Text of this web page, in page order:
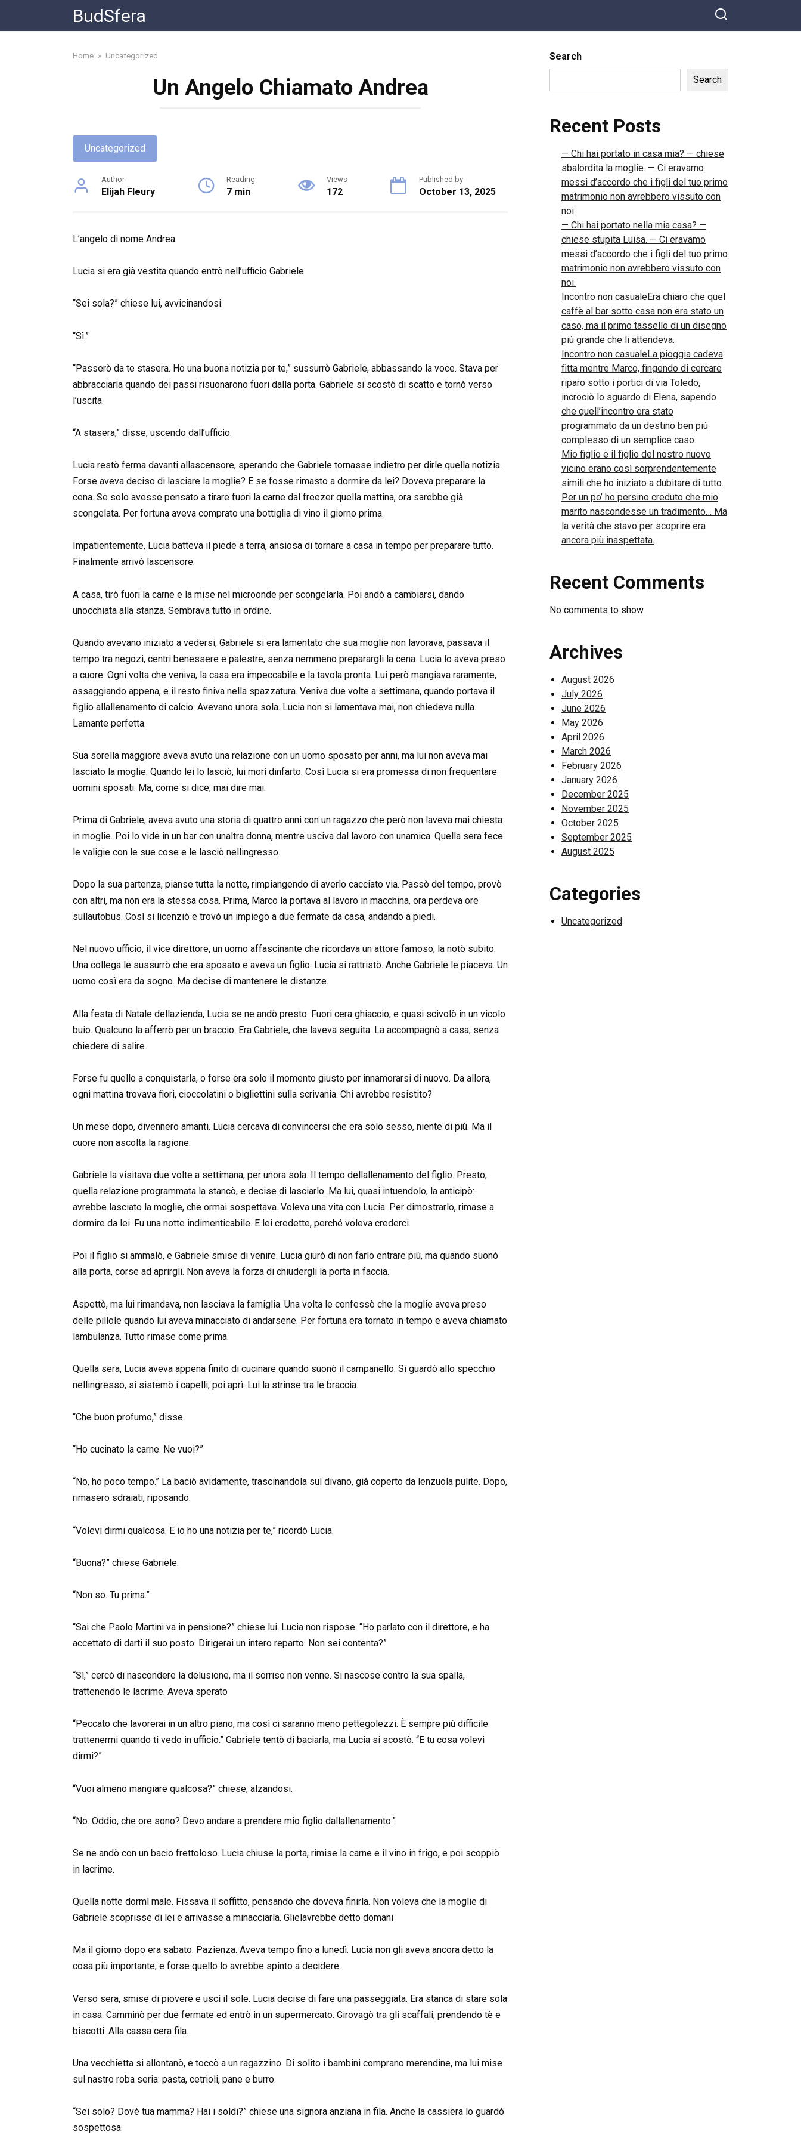
content
BudSfera
Home » Uncategorized
Un Angelo Chiamato Andrea
Uncategorized
Author
Elijah Fleury
Reading
7 min
Views
172
Published by
October 13, 2025
L’angelo di nome Andrea
Lucia si era già vestita quando entrò nell’ufficio Gabriele.
“Sei sola?” chiese lui, avvicinandosi.
“Sì.”
“Passerò da te stasera. Ho una buona notizia per te,” sussurrò Gabriele, abbassando la voce. Stava per
abbracciarla quando dei passi risuonarono fuori dalla porta. Gabriele si scostò di scatto e tornò verso
l’uscita.
“A stasera,” disse, uscendo dall’ufficio.
Lucia restò ferma davanti allascensore, sperando che Gabriele tornasse indietro per dirle quella notizia.
Forse aveva deciso di lasciare la moglie? E se fosse rimasto a dormire da lei? Doveva preparare la
cena. Se solo avesse pensato a tirare fuori la carne dal freezer quella mattina, ora sarebbe già
scongelata. Per fortuna aveva comprato una bottiglia di vino il giorno prima.
Impatientemente, Lucia batteva il piede a terra, ansiosa di tornare a casa in tempo per preparare tutto.
Finalmente arrivò lascensore.
A casa, tirò fuori la carne e la mise nel microonde per scongelarla. Poi andò a cambiarsi, dando
unocchiata alla stanza. Sembrava tutto in ordine.
Quando avevano iniziato a vedersi, Gabriele si era lamentato che sua moglie non lavorava, passava il
tempo tra negozi, centri benessere e palestre, senza nemmeno preparargli la cena. Lucia lo aveva preso
a cuore. Ogni volta che veniva, la casa era impeccabile e la tavola pronta. Lui però mangiava raramente,
assaggiando appena, e il resto finiva nella spazzatura. Veniva due volte a settimana, quando portava il
figlio allallenamento di calcio. Avevano unora sola. Lucia non si lamentava mai, non chiedeva nulla.
Lamante perfetta.
Sua sorella maggiore aveva avuto una relazione con un uomo sposato per anni, ma lui non aveva mai
lasciato la moglie. Quando lei lo lasciò, lui morì dinfarto. Così Lucia si era promessa di non frequentare
uomini sposati. Ma, come si dice, mai dire mai.
Prima di Gabriele, aveva avuto una storia di quattro anni con un ragazzo che però non laveva mai chiesta
in moglie. Poi lo vide in un bar con unaltra donna, mentre usciva dal lavoro con unamica. Quella sera fece
le valigie con le sue cose e le lasciò nellingresso.
Dopo la sua partenza, pianse tutta la notte, rimpiangendo di averlo cacciato via. Passò del tempo, provò
con altri, ma non era la stessa cosa. Prima, Marco la portava al lavoro in macchina, ora perdeva ore
sullautobus. Così si licenziò e trovò un impiego a due fermate da casa, andando a piedi.
Nel nuovo ufficio, il vice direttore, un uomo affascinante che ricordava un attore famoso, la notò subito.
Una collega le sussurrò che era sposato e aveva un figlio. Lucia si rattristò. Anche Gabriele le piaceva. Un
uomo così era da sogno. Ma decise di mantenere le distanze.
Alla festa di Natale dellazienda, Lucia se ne andò presto. Fuori cera ghiaccio, e quasi scivolò in un vicolo
buio. Qualcuno la afferrò per un braccio. Era Gabriele, che laveva seguita. La accompagnò a casa, senza
chiedere di salire.
Forse fu quello a conquistarla, o forse era solo il momento giusto per innamorarsi di nuovo. Da allora,
ogni mattina trovava fiori, cioccolatini o bigliettini sulla scrivania. Chi avrebbe resistito?
Un mese dopo, divennero amanti. Lucia cercava di convincersi che era solo sesso, niente di più. Ma il
cuore non ascolta la ragione.
Gabriele la visitava due volte a settimana, per unora sola. Il tempo dellallenamento del figlio. Presto,
quella relazione programmata la stancò, e decise di lasciarlo. Ma lui, quasi intuendolo, la anticipò:
avrebbe lasciato la moglie, che ormai sospettava. Voleva una vita con Lucia. Per dimostrarlo, rimase a
dormire da lei. Fu una notte indimenticabile. E lei credette, perché voleva crederci.
Poi il figlio si ammalò, e Gabriele smise di venire. Lucia giurò di non farlo entrare più, ma quando suonò
alla porta, corse ad aprirgli. Non aveva la forza di chiudergli la porta in faccia.
Aspettò, ma lui rimandava, non lasciava la famiglia. Una volta le confessò che la moglie aveva preso
delle pillole quando lui aveva minacciato di andarsene. Per fortuna era tornato in tempo e aveva chiamato
lambulanza. Tutto rimase come prima.
Quella sera, Lucia aveva appena finito di cucinare quando suonò il campanello. Si guardò allo specchio
nellingresso, si sistemò i capelli, poi aprì. Lui la strinse tra le braccia.
“Che buon profumo,” disse.
“Ho cucinato la carne. Ne vuoi?”
“No, ho poco tempo.” La baciò avidamente, trascinandola sul divano, già coperto da lenzuola pulite. Dopo,
rimasero sdraiati, riposando.
“Volevi dirmi qualcosa. E io ho una notizia per te,” ricordò Lucia.
“Buona?” chiese Gabriele.
“Non so. Tu prima.”
“Sai che Paolo Martini va in pensione?” chiese lui. Lucia non rispose. “Ho parlato con il direttore, e ha
accettato di darti il suo posto. Dirigerai un intero reparto. Non sei contenta?”
“Sì,” cercò di nascondere la delusione, ma il sorriso non venne. Si nascose contro la sua spalla,
trattenendo le lacrime. Aveva sperato
“Peccato che lavorerai in un altro piano, ma così ci saranno meno pettegolezzi. È sempre più difficile
trattenermi quando ti vedo in ufficio.” Gabriele tentò di baciarla, ma Lucia si scostò. “E tu cosa volevi
dirmi?”
“Vuoi almeno mangiare qualcosa?” chiese, alzandosi.
“No. Oddio, che ore sono? Devo andare a prendere mio figlio dallallenamento.”
Se ne andò con un bacio frettoloso. Lucia chiuse la porta, rimise la carne e il vino in frigo, e poi scoppiò
in lacrime.
Quella notte dormì male. Fissava il soffitto, pensando che doveva finirla. Non voleva che la moglie di
Gabriele scoprisse di lei e arrivasse a minacciarla. Glielavrebbe detto domani
Ma il giorno dopo era sabato. Pazienza. Aveva tempo fino a lunedì. Lucia non gli aveva ancora detto la
cosa più importante, e forse quello lo avrebbe spinto a decidere.
Verso sera, smise di piovere e uscì il sole. Lucia decise di fare una passeggiata. Era stanca di stare sola
in casa. Camminò per due fermate ed entrò in un supermercato. Girovagò tra gli scaffali, prendendo tè e
biscotti. Alla cassa cera fila.
Una vecchietta si allontanò, e toccò a un ragazzino. Di solito i bambini comprano merendine, ma lui mise
sul nastro roba seria: pasta, cetrioli, pane e burro.
“Sei solo? Dovè tua mamma? Hai i soldi?” chiese una signora anziana in fila. Anche la cassiera lo guardò
sospettosa.
Search
Search
Recent Posts
— Chi hai portato in casa mia? — chiese
sbalordita la moglie. — Ci eravamo
messi d’accordo che i figli del tuo primo
matrimonio non avrebbero vissuto con
noi.
— Chi hai portato nella mia casa? —
chiese stupita Luisa. — Ci eravamo
messi d’accordo che i figli del tuo primo
matrimonio non avrebbero vissuto con
noi.
Incontro non casualeEra chiaro che quel
caffè al bar sotto casa non era stato un
caso, ma il primo tassello di un disegno
più grande che li attendeva.
Incontro non casualeLa pioggia cadeva
fitta mentre Marco, fingendo di cercare
riparo sotto i portici di via Toledo,
incrociò lo sguardo di Elena, sapendo
che quell’incontro era stato
programmato da un destino ben più
complesso di un semplice caso.
Mio figlio e il figlio del nostro nuovo
vicino erano così sorprendentemente
simili che ho iniziato a dubitare di tutto.
Per un po’ ho persino creduto che mio
marito nascondesse un tradimento… Ma
la verità che stavo per scoprire era
ancora più inaspettata.
Recent Comments
No comments to show.
Archives
August 2026
July 2026
June 2026
May 2026
April 2026
March 2026
February 2026
January 2026
December 2025
November 2025
October 2025
September 2025
August 2025
Categories
Uncategorized